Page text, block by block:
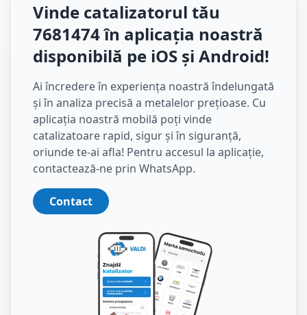
Vinde catalizatorul tău
7681474în aplicația noastră
disponibilă pe iOS și Android!
Ai încredere în experiența noastră îndelungată
și în analiza precisă a metalelor prețioase. Cu
aplicația noastră mobilă poți vinde
catalizatoare rapid, sigur și în siguranță,
oriunde te-ai afla! Pentru accesul la aplicație,
contactează-ne prin WhatsApp.
Contact